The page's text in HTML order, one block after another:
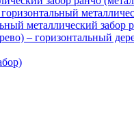
металлический забор
– горизонтальный